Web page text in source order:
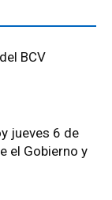
BCV
jueves 6 de
el Gobierno y